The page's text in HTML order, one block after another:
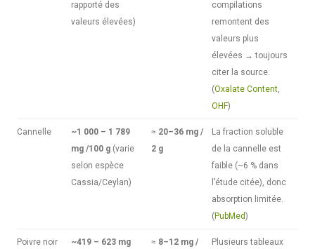
rapporté des
valeurs élevées)
compilations
remontent des
valeurs plus
élevées → toujours
citer la source.
(Oxalate Content,
OHF)
Cannelle
~1 000 – 1 789
mg /100 g (varie
selon espèce
Cassia/Ceylan)
≈ 20–36 mg /
2 g
La fraction soluble
de la cannelle est
faible (~6 % dans
l’étude citée), donc
absorption limitée.
( PubMed)
Poivre noir
~419 – 623 mg
≈ 8–12 mg /
Plusieurs tableaux